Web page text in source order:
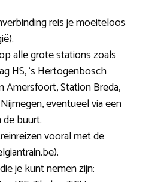
reis je moeiteloos
alle grote stations zoals
HS, ‘s Hertogenbosch
Amersfoort, Station Breda,
eventueel via een
buurt.
vooral met de
je kunt nemen zijn: